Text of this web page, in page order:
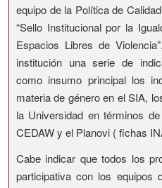
equipo de la Política de
“Sello Institucional por la
Espacios Libres de
institución una serie de
como insumo principal los
materia de género en el SIA,
la Universidad en términos
CEDAW y el Planovi ( fichas
Cabe indicar que todos los
participativa con los